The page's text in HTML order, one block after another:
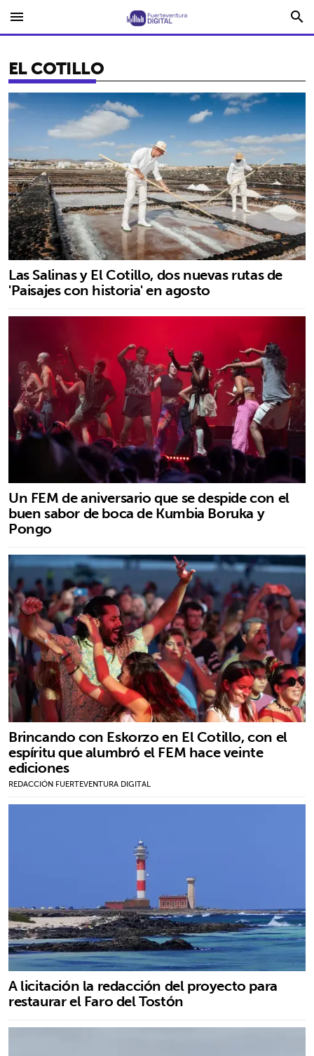
menu search
EL COTILLO
Las Salinas y El Cotillo, dos nuevas rutas de
'Paisajes con historia' en agosto
Un FEM de aniversario que se despide con el
buen sabor de boca de Kumbia Boruka y
Pongo
Brincando con Eskorzo en El Cotillo, con el
espíritu que alumbró el FEM hace veinte
ediciones
REDACCIÓN FUERTEVENTURA DIGITAL
A licitación la redacción del proyecto para
restaurar el Faro del Tostón